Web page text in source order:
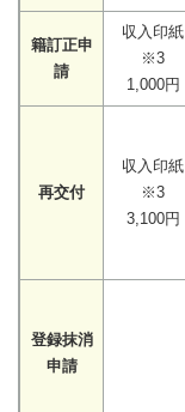
籍訂正申
請
収入印紙
※3
1,000円
再交付
収入印紙
※3
3,100円
登録抹消
申請